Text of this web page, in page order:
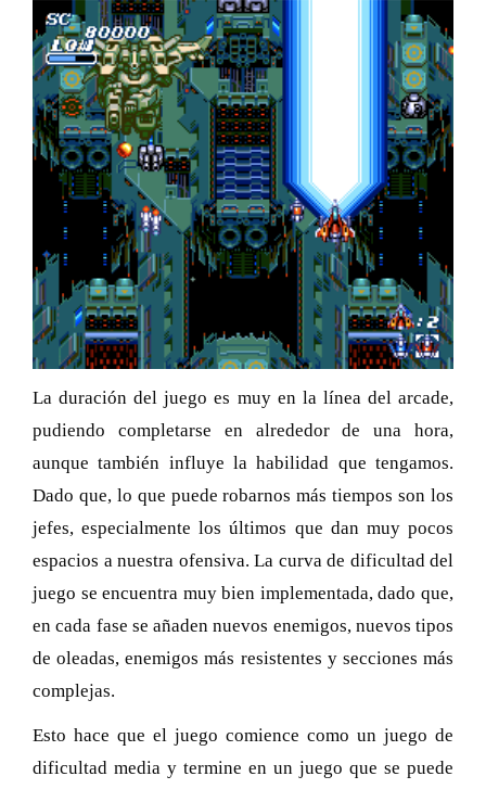
La duración del juego es muy en la línea del arcade,
pudiendo completarse en alrededor de una hora,
aunque también influye la habilidad que tengamos.
Dado que, lo que puede robarnos más tiempos son los
jefes, especialmente los últimos que dan muy pocos
espacios a nuestra ofensiva. La curva de dificultad del
juego se encuentra muy bien implementada, dado que,
en cada fase se añaden nuevos enemigos, nuevos tipos
de oleadas, enemigos más resistentes y secciones más
complejas.
Esto hace que el juego comience como un juego de
dificultad media y termine en un juego que se puede